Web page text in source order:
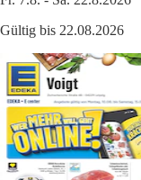
Gültig bis 22.08.2026